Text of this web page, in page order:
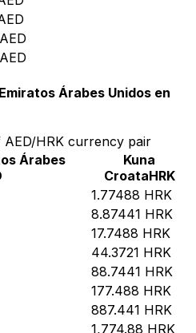
AED
AED
Árabes Unidos en
HRK currency pair
Árabes
Kuna
CroataHRK
1.77488 HRK
8.87441 HRK
17.7488 HRK
44.3721 HRK
88.7441 HRK
177.488 HRK
887.441 HRK
1,774.88 HRK